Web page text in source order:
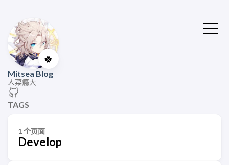
🍀
Mitsea Blog
人菜瘾大
TAGS
1 个页面
Develop